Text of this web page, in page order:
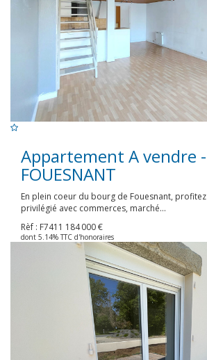
Appartement A vendre -
FOUESNANT
En plein coeur du bourg de Fouesnant,
privilégié avec commerces, marché...
Rèf : F7411 184 000 €
dont 5.14% TTC d'honoraires